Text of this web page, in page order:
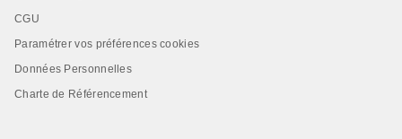
CGU
Paramétrer vos préférences cookies
Données Personnelles
Charte de Référencement